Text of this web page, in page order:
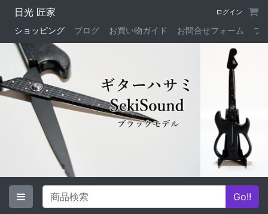
日光 匠家 ログイン
ショッピング ブログ お買い物ガイド お問合せフォーム プ